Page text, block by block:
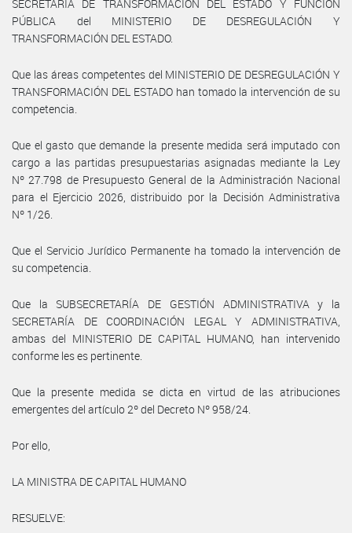
SECRETARÍA DE TRANSFORMACIÓN DEL ESTADO Y FUNCIÓN
PÚBLICA del MINISTERIO DE DESREGULACIÓN Y
TRANSFORMACIÓN DEL ESTADO.
Que las áreas competentes del MINISTERIO DE DESREGULACIÓN Y
TRANSFORMACIÓN DEL ESTADO han tomado la intervención de su
competencia.
Que el gasto que demande la presente medida será imputado con
cargo a las partidas presupuestarias asignadas mediante la Ley
Nº 27.798 de Presupuesto General de la Administración Nacional
para el Ejercicio 2026, distribuido por la Decisión Administrativa
Nº 1/26.
Que el Servicio Jurídico Permanente ha tomado la intervención de
su competencia.
Que la SUBSECRETARÍA DE GESTIÓN ADMINISTRATIVA y la
SECRETARÍA DE COORDINACIÓN LEGAL Y ADMINISTRATIVA,
ambas del MINISTERIO DE CAPITAL HUMANO, han intervenido
conforme les es pertinente.
Que la presente medida se dicta en virtud de las atribuciones
emergentes del artículo 2º del Decreto Nº 958/24.
Por ello,
LA MINISTRA DE CAPITAL HUMANO
RESUELVE: